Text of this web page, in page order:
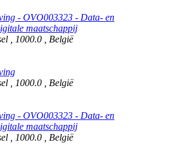
- OVO003323 - Data- en
maatschappij
1000.0
België
1000.0
België
- OVO003323 - Data- en
maatschappij
1000.0
België